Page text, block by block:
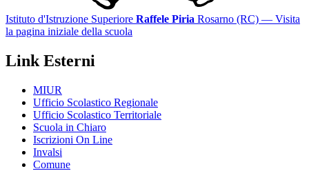
Istituto d'Istruzione Superiore Raffele Piria Rosarno (RC) — Visita
la pagina iniziale della scuola
Link Esterni
MIUR
Ufficio Scolastico Regionale
Ufficio Scolastico Territoriale
Scuola in Chiaro
Iscrizioni On Line
Invalsi
Comune